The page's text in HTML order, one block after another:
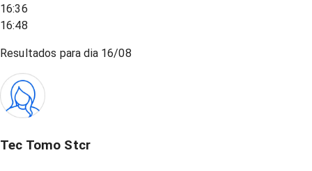
16:36
16:48
Resultados para dia 16/08
Tec Tomo Stcr